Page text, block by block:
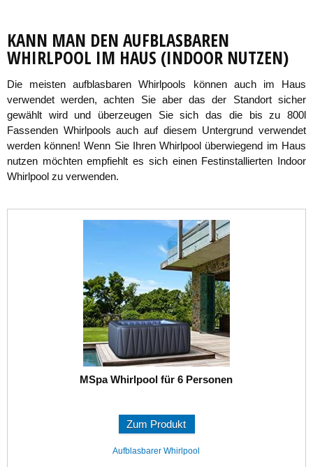
KANN MAN DEN AUFBLASBAREN
WHIRLPOOL IM HAUS (INDOOR NUTZEN)
Die meisten aufblasbaren Whirlpools können auch im Haus
verwendet werden, achten Sie aber das der Standort sicher
gewählt wird und überzeugen Sie sich das die bis zu 800l
Fassenden Whirlpools auch auf diesem Untergrund verwendet
werden können! Wenn Sie Ihren Whirlpool überwiegend im Haus
nutzen möchten empfiehlt es sich einen Festinstallierten Indoor
Whirlpool zu verwenden.
MSpa Whirlpool für 6 Personen
Zum Produkt
Aufblasbarer Whirlpool